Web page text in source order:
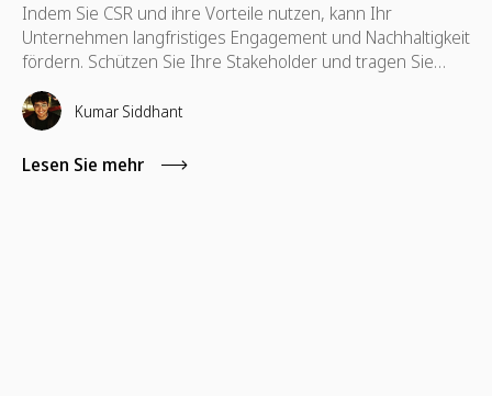
Indem Sie CSR und ihre Vorteile nutzen, kann Ihr
Unternehmen langfristiges Engagement und Nachhaltigkeit
fördern. Schützen Sie Ihre Stakeholder und tragen Sie
dazu bei, ihre Interessen zu wahren, die auch für ihre
Weiterentwicklung notwendig sind.
Kumar Siddhant
Lesen Sie mehr